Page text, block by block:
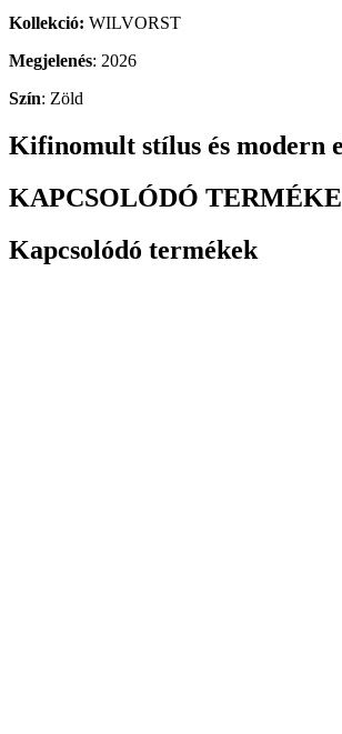
Kollekció: WILVORST
Megjelenés: 2026
Szín: Zöld
Kifinomult stílus és modern
KAPCSOLÓDÓ
Kapcsolódó termékek